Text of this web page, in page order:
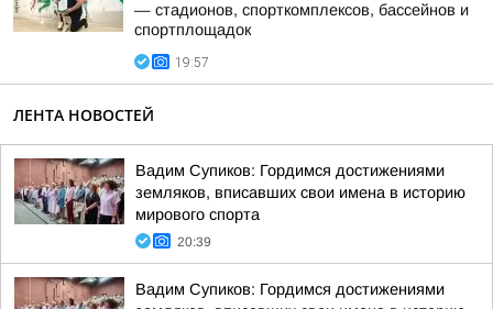
— стадионов, спорткомплексов, бассейнов и
спортплощадок
19:57
ЛЕНТА НОВОСТЕЙ
Вадим Супиков: Гордимся достижениями
земляков, вписавших свои имена в историю
мирового спорта
20:39
Вадим Супиков: Гордимся достижениями